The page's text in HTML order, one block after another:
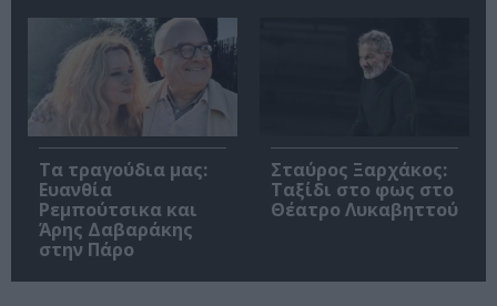
Τα τραγούδια μας:
Ευανθία
Ρεμπούτσικα και
Άρης Δαβαράκης
στην Πάρο
Σταύρος Ξαρχάκος:
Ταξίδι στο φως στο
Θέατρο Λυκαβηττού